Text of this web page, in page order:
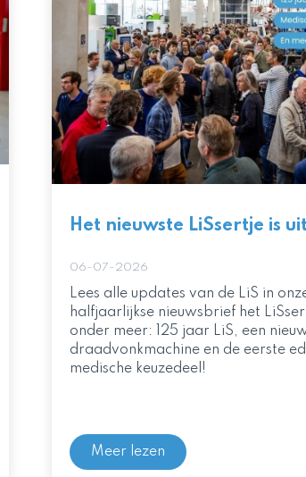
Het nieuwste LiSsertje is
06-07-2026
Lees alle updates van de LiS in
halfjaarlijkse nieuwsbrief het
onder meer: 125 jaar LiS, een
draadvonkmachine en de eerste
medische keuzedeel!
Meer lezen